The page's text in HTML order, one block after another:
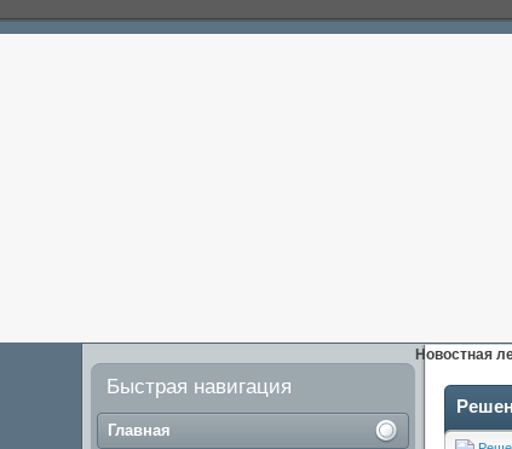
Быстрая навигация
Главная
Новостная